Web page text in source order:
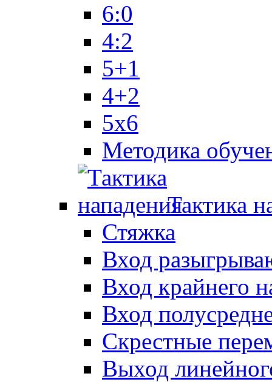
6:0
4:2
5+1
4+2
5x6
Методика
Тактика
Стяжка
Вход
Вход крайнего
Вход
Скрестные
Выход